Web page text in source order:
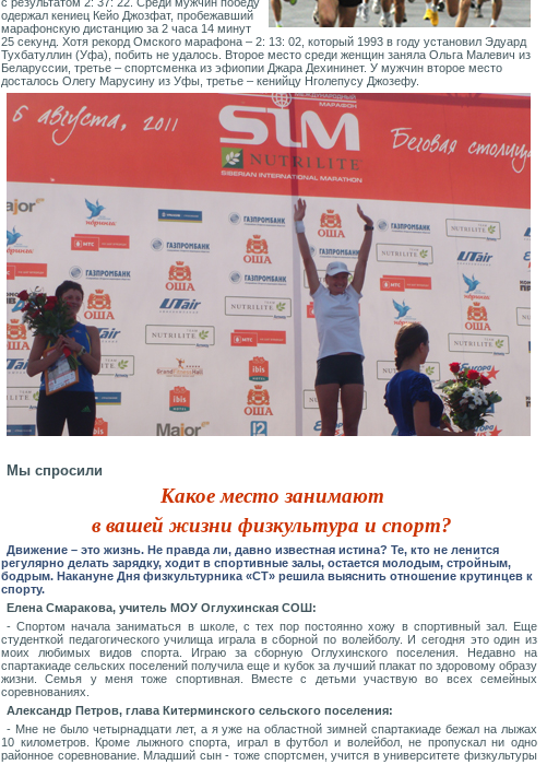
одержал кениец Кейо Джозфат, пробежавший
марафонскую дистанцию за 2 часа 14 минут
25 секунд. Хотя рекорд Омского марафона – 2: 13: 02, который 1993 в году установил Эдуард
Тухбатуллин (Уфа), побить не удалось. Второе место среди женщин заняла Ольга Малевич из
Беларуссии, третье – спортсменка из эфиопии Джара Дехининет. У мужчин второе место
досталось Олегу Марусину из Уфы, третье – кенийцу Нголепусу Джозефу.
Мы спросили
Какое место занимают
в вашей жизни физкультура и спорт?
Движение – это жизнь. Не правда ли, давно известная истина? Те, кто не ленится
регулярно делать зарядку, ходит в спортивные залы, остается молодым, стройным,
бодрым. Накануне Дня физкультурника «СТ» решила выяснить отношение крутинцев к
спорту.
Елена Смаракова, учитель МОУ Оглухинская СОШ:
- Спортом начала заниматься в школе, с тех пор постоянно хожу в спортивный зал. Еще
студенткой педагогического училища играла в сборной по волейболу. И сегодня это один из
моих любимых видов спорта. Играю за сборную Оглухинского поселения. Недавно на
спартакиаде сельских поселений получила еще и кубок за лучший плакат по здоровому образу
жизни. Семья у меня тоже спортивная. Вместе с детьми участвую во всех семейных
соревнованиях.
Александр Петров, глава Китерминского сельского поселения:
- Мне не было четырнадцати лет, а я уже на областной зимней спартакиаде бежал на лыжах
10 километров. Кроме лыжного спорта, играл в футбол и волейбол, не пропускал ни одно
районное соревнование. Младший сын - тоже спортсмен, учится в университете физкультуры